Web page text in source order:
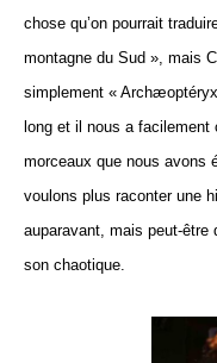
chose qu’on pourrait
montagne du Sud », mais
simplement «
long et il nous a
morceaux que nous avons
voulons plus raconter une
auparavant, mais peut-
son chaotique.